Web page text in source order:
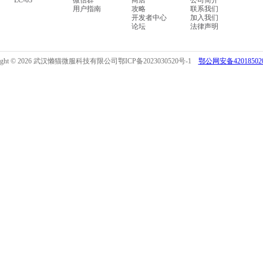
用户指南
攻略
开发者中心
论坛
联系我们
加入我们
法律声明
© 2026 武汉懒猫微服科技有限公司鄂ICP备2023030520号-1 鄂公网安备